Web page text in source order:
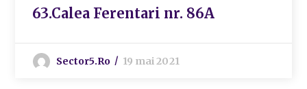
63.Calea Ferentari nr. 86A
Sector5.ro 19 mai 2021